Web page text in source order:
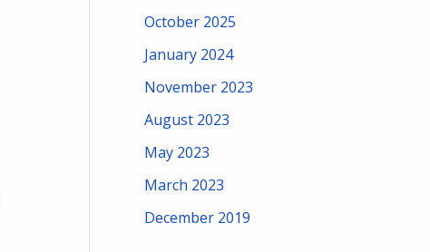
October 2025
January 2024
November 2023
August 2023
May 2023
March 2023
December 2019